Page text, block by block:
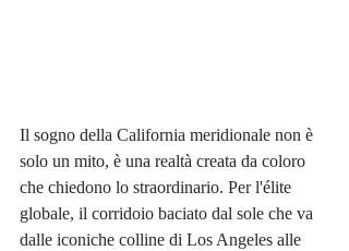
Il sogno della California meridionale non è
solo un mito, è una realtà creata da coloro
che chiedono lo straordinario. Per l'élite
globale, il corridoio baciato dal sole che va
dalle iconiche colline di Los Angeles alle